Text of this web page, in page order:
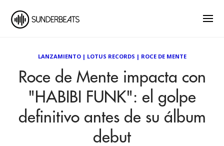
LANZAMIENTO| LOTUS RECORDS | ROCE DE MENTE
Roce de Mente impacta con
"HABIBI FUNK": el golpe
definitivo antes de su álbum
debut